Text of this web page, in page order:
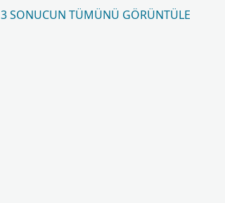
3 SONUCUN TÜMÜNÜ GÖRÜNTÜLE